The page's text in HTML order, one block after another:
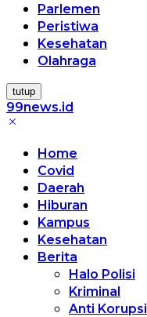
Parlemen
Peristiwa
Kesehatan
Olahraga
tutup
99news.id
Terbaik
Home
Covid
Daerah
Hiburan
Kampus
Kesehatan
Berita
Halo Polisi
Kriminal
Anti Korupsi